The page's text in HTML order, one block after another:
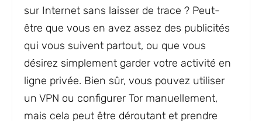
sur Internet sans laisser de trace ? Peut-
être que vous en avez assez des publicités
qui vous suivent partout, ou que vous
désirez simplement garder votre activité en
ligne privée. Bien sûr, vous pouvez utiliser
un VPN ou configurer Tor manuellement,
mais cela peut être déroutant et prendre